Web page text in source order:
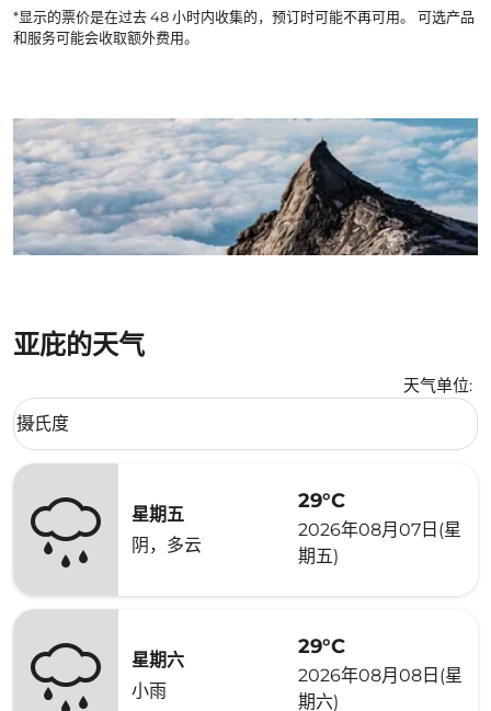
*显示的票价是在过去 48 小时内收集的，预订时可能不再可用。 可选产品
和服务可能会收取额外费用。
亚庇的天气
天气单位:
Weather unit option 摄氏度 Selected
摄氏度
keyboard_arrow_down
星期五
阴，多云
29°C
2026年08月07日(星
期五)
星期六
小雨
29°C
2026年08月08日(星
期六)